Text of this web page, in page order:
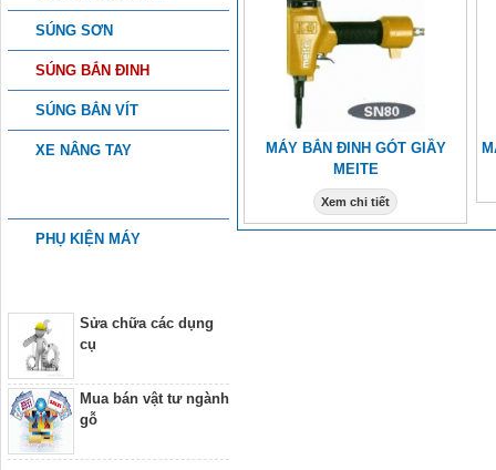
SÚNG SƠN
SÚNG BẮN ĐINH
SÚNG BẮN VÍT
XE NÂNG TAY
PHỤ KIỆN MÁY
Sửa chữa các dụng
cụ
Mua bán vật tư ngành
gỗ
MÁY BẮN ĐINH GÓT GIẦY
MEITE
Xem chi tiết